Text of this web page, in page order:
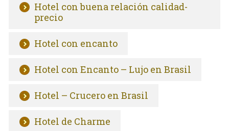
Hotel con buena relación calidad-
precio
Hotel con encanto
Hotel con Encanto – Lujo en Brasil
Hotel – Crucero en Brasil
Hotel de Charme